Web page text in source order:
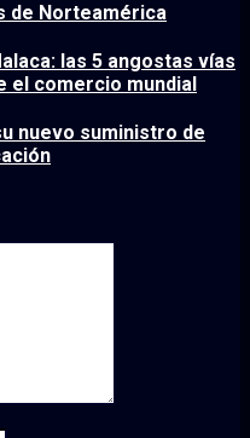
de Norteamérica
las 5 angostas vías
el comercio mundial
nuevo suministro de